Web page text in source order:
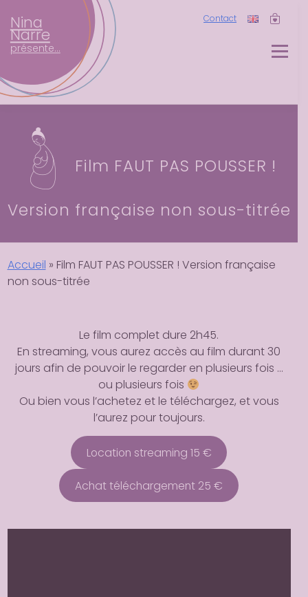
au
contenu
Contact
Nina
Narre
présente... Menu
KaïZen’Nina
l’accouchement
Le Blog
Articles, Podcast …
Les autres films
MERCI LE PANGOLIN ! et un jour
“Mammifère mutin” …
Film FAUT PAS POUSSER !
Version française non sous-titrée
Accueil » Film FAUT PAS POUSSER ! Version française
non sous-titrée
Le film complet dure 2h45.
En streaming, vous aurez accès au film durant 30
jours afin de pouvoir le regarder en plusieurs fois …
ou plusieurs fois
Ou bien vous l’achetez et le téléchargez, et vous
l’aurez pour toujours.
Location streaming 15 €
Achat téléchargement 25 €